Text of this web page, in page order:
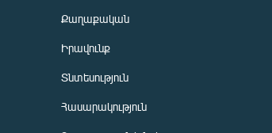
Քաղաքական
Իրավունք
Տնտեսություն
Հասարակություն